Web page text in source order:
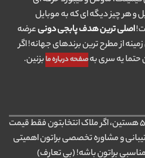
و هر چیز دیگه ای که به موبایل
اصلی ترین هدف پابجی دونیعرضه
از مطرح ترین برندهای جهانه! اگر
حتما یه سری بهصفحه درباره ما بزنین.
اگر دنبال کالاهای فیک و درجه ۴ و ۵ هستین، اگر ملاک انتخابتون فقط قیمت
و مشاوره تخصصی براتون اهمیتی
مناسبی براتون باشه! (بی تعارف)